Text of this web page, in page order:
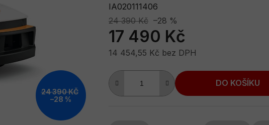
z
5
hvězdiček.
IA020111406
24 390 Kč –28 %
17 490 Kč
14 454,55 Kč bez DPH
Měrná cena:
DO KOŠÍKU
24 390 KČ
–28 %